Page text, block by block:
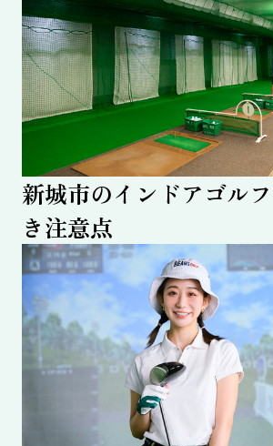
新城市のインドアゴル
き注意点